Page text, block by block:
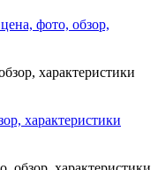
фото, обзор,
характеристики